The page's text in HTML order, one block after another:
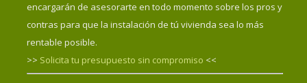
encargarán de asesorarte en todo momento sobre los pros y
contras para que la instalación de tú vivienda sea lo más
rentable posible.
>> Solicita tu presupuesto sin compromiso <<